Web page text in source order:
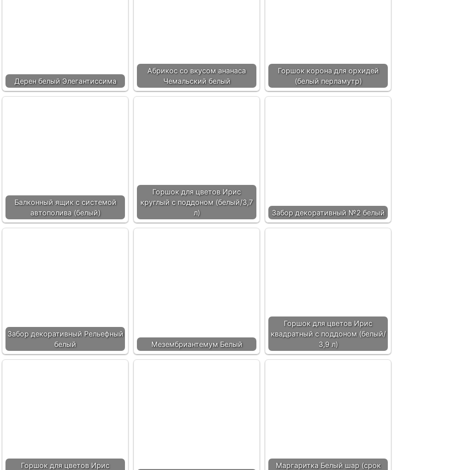
Дерен белый Элегантиссима
Абрикос со вкусом ананаса
Чемальский белый
Горшок корона для орхидей
(белый перламутр)
Балконный ящик с системой
автополива (белый)
Горшок для цветов Ирис
круглый с поддоном (белый/3,7
л)
Забор декоративный №2 белый
Забор декоративный Рельефный
белый
Мезембриантемум Белый
Горшок для цветов Ирис
квадратный с поддоном (белый/
3,9 л)
Горшок для цветов Ирис
Маргаритка Белый шар (срок